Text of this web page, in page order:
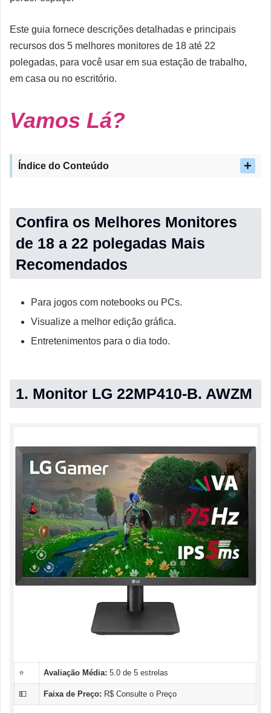
Este guia fornece descrições detalhadas e principais
recursos dos 5 melhores monitores de 18 até 22
polegadas, para você usar em sua estação de trabalho,
em casa ou no escritório.
Vamos Lá?
Índice do Conteúdo
Confira os Melhores Monitores
de 18 a 22 polegadas Mais
Recomendados
Para jogos com notebooks ou PCs.
Visualize a melhor edição gráfica.
Entretenimentos para o dia todo.
1. Monitor LG 22MP410-B. AWZM
⭐ Avaliação Média: 5.0 de 5 estrelas
💵 Faixa de Preço: R$ Consulte o Preço